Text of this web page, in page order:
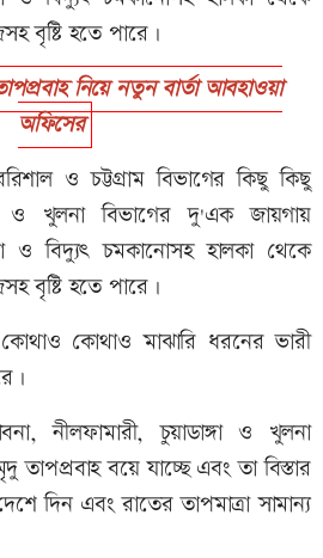
বৃষ্টি হতে পারে।
নিয়ে নতুন বার্তা আবহাওয়া
অফিসের
ও চট্টগ্রাম বিভাগের কিছু কিছু
ও খুলনা বিভাগের দু'এক জায়গায়
ও বিদ্যুৎ চমকানোসহ হালকা থেকে
বৃষ্টি হতে পারে।
কোথাও মাঝারি ধরনের ভারী
নীলফামারী, চুয়াডাঙ্গা ও খুলনা
বয়ে যাচ্ছে এবং তা বিস্তার
দিন এবং রাতের তাপমাত্রা সামান্য